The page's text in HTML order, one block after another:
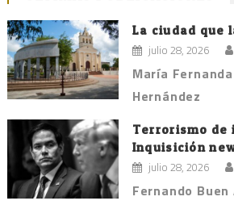
La ciudad que
julio 28, 2026
María
Hernández
Terrorismo de
Inquisición
julio 28, 2026
Fernando